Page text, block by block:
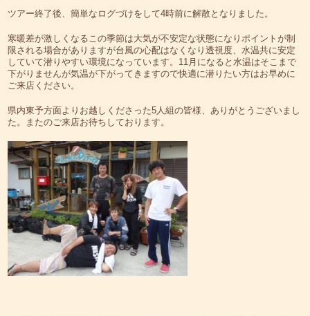
ツアー終了後、簡単なログづけをして4時前に解散となりました。
寒暖差が激しくなるこの季節は大気が不安定な状態になりポイントが制
限される場合がありますが台風の心配はなくなり透視度、水温共に安定
していて潜りやすい環境になっています。11月になると水温はそこまで
下がりませんが気温が下がってきますので快適に潜りたい方はお早めに
ご来店ください。
県内東予方面よりお越しくださった5人組の皆様、ありがとうございまし
た。またのご来店お待ちしております。